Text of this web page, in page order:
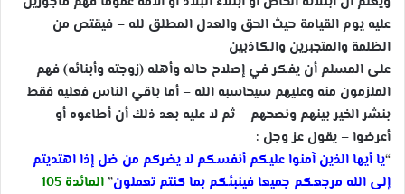
عليه يوم القيامة حيث الحق والعدل المطلق لله – فيقتص من
الظلمة والمتجبرين والكاذبين
على المسلم أن يفكر في إصلاح حاله وأهله (زوجته وأبنائه) فهم
الملزمون منه وعليهم سيحاسبه الله – أما باقي الناس فعليه فقط
بنشر الخير بينهم ونصحهم – ثم لا عليه بعد ذلك أن أطاعوه أو
أعرضوا – يقول عز وجل :
“يا أيها الذين آمنوا عليكم أنفسكم لا يضركم من ضل إذا اهتديتم
إلى الله مرجعكم جميعا فينبئكم بما كنتم تعملون” المائدة 105